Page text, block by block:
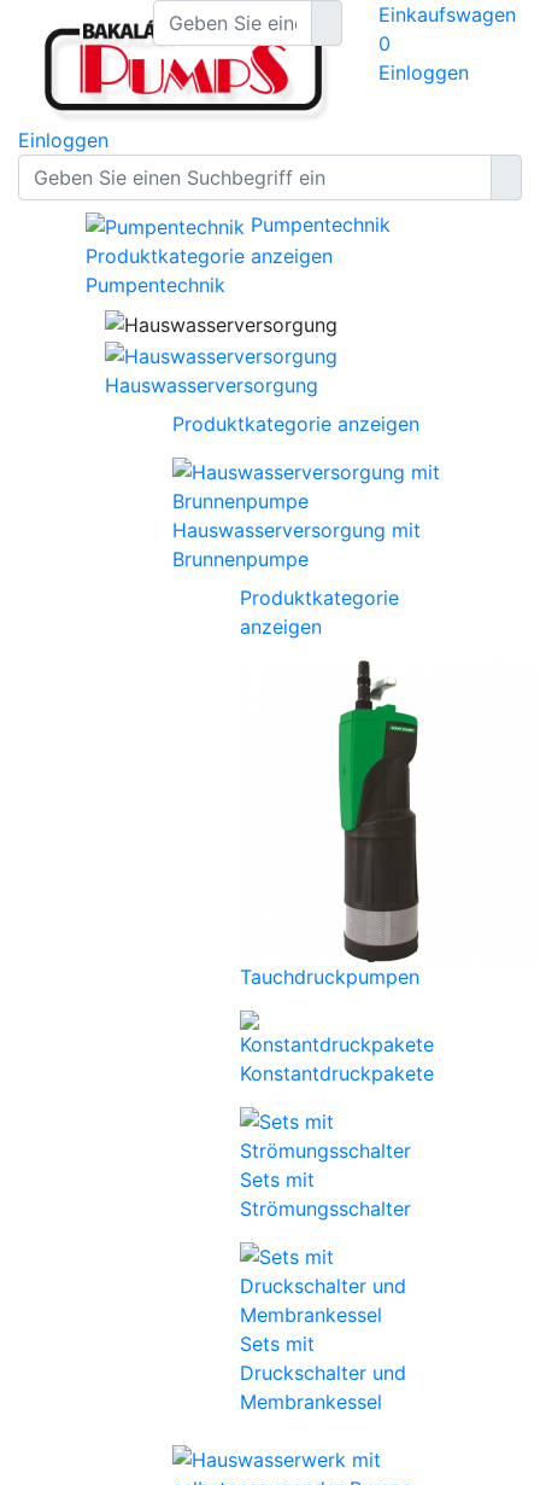
Einkaufswagen
0
Einloggen
Einloggen
Pumpentechnik
Produktkategorie anzeigen
Pumpentechnik
Hauswasserversorgung
Produktkategorie anzeigen
Hauswasserversorgung mit
Brunnenpumpe
Produktkategorie
anzeigen
Tauchdruckpumpen
Konstantdruckpakete
Sets mit
Strömungsschalter
Sets mit
Druckschalter und
Membrankessel